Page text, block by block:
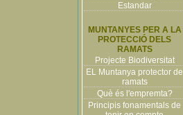
Estandar
MUNTANYES PER A LA
PROTECCIÓ DELS
RAMATS
Projecte Biodiversitat
EL Muntanya protector de
ramats
Què és l'empremta?
Principis fonamentals de